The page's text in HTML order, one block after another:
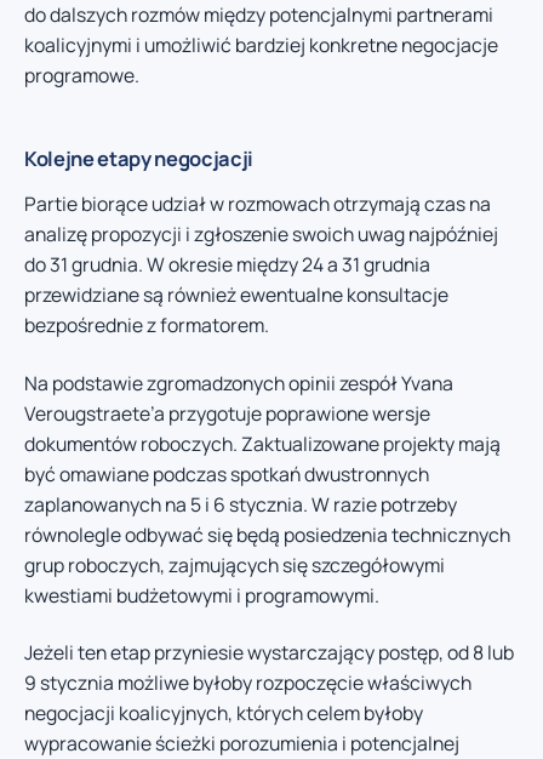
do dalszych rozmów między potencjalnymi partnerami
koalicyjnymi i umożliwić bardziej konkretne negocjacje
programowe.
Kolejne etapy negocjacji
Partie biorące udział w rozmowach otrzymają czas na
analizę propozycji i zgłoszenie swoich uwag najpóźniej
do 31 grudnia. W okresie między 24 a 31 grudnia
przewidziane są również ewentualne konsultacje
bezpośrednie z formatorem.
Na podstawie zgromadzonych opinii zespół Yvana
Verougstraete’a przygotuje poprawione wersje
dokumentów roboczych. Zaktualizowane projekty mają
być omawiane podczas spotkań dwustronnych
zaplanowanych na 5 i 6 stycznia. W razie potrzeby
równolegle odbywać się będą posiedzenia technicznych
grup roboczych, zajmujących się szczegółowymi
kwestiami budżetowymi i programowymi.
Jeżeli ten etap przyniesie wystarczający postęp, od 8 lub
9 stycznia możliwe byłoby rozpoczęcie właściwych
negocjacji koalicyjnych, których celem byłoby
wypracowanie ścieżki porozumienia i potencjalnej